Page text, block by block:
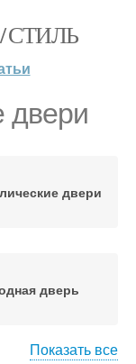
СТИЛЬ
двери
двери
дверь
Показать все